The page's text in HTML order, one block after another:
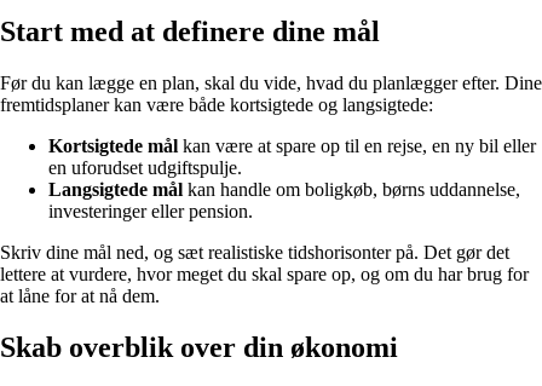
Start med at definere dine mål
Før du kan lægge en plan, skal du vide, hvad du planlægger efter. Dine
fremtidsplaner kan være både kortsigtede og langsigtede:
Kortsigtede mål kan være at spare op til en rejse, en ny bil eller
en uforudset udgiftspulje.
Langsigtede mål kan handle om boligkøb, børns uddannelse,
investeringer eller pension.
Skriv dine mål ned, og sæt realistiske tidshorisonter på. Det gør det
lettere at vurdere, hvor meget du skal spare op, og om du har brug for
at låne for at nå dem.
Skab overblik over din økonomi